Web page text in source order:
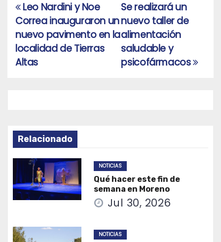
Navegación
de
entradas
Se realizará un
nuevo taller de
alimentación
saludable y
psicofármacos
Leo Nardini y Noe
Correa inauguraron un
nuevo pavimento en la
localidad de Tierras
Altas
Relacionado
NOTICIAS
Qué hacer este fin de
semana en Moreno
Jul 30, 2026
NOTICIAS